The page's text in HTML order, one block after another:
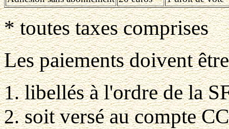
* toutes taxes comprises
Les paiements doivent
libellés à l'ordre de la
soit versé au compte